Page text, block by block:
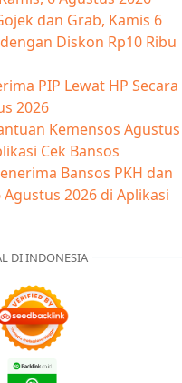
dan Grab, Kamis 6
Diskon Rp10 Ribu
PIP Lewat HP Secara
2026
Kemensos Agustus
Cek Bansos
Bansos PKH dan
Agustus 2026 di Aplikasi
DI INDONESIA